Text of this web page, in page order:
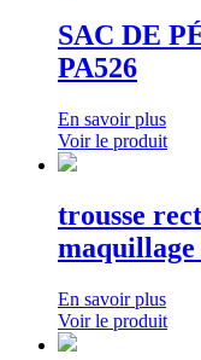
SAC DE
PA526
En savoir plus
Voir le produit
trousse
maquillage
En savoir plus
Voir le produit